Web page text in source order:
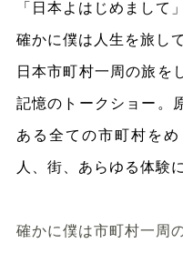
「日本よはじめまして」
確かに僕は人生を旅し
日本市町村一周の旅を
記憶のトークショー。
ある全ての市町村を
人、街、あらゆる体験
確かに僕は市町村一周